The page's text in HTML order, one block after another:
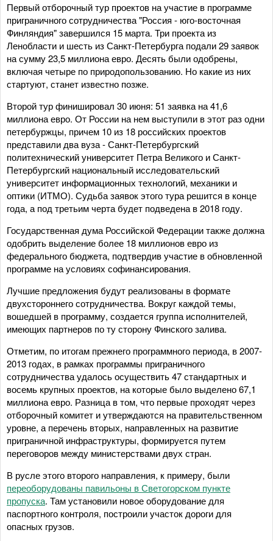
Первый отборочный тур проектов на участие в программе
приграничного сотрудничества "Россия - юго-восточная
Финляндия" завершился 15 марта. Три проекта из
Ленобласти и шесть из Санкт-Петербурга подали 29 заявок
на сумму 23,5 миллиона евро. Десять были одобрены,
включая четыре по природопользованию. Но какие из них
стартуют, станет известно позже.
Второй тур финишировал 30 июня: 51 заявка на 41,6
миллиона евро. От России на нем выступили в этот раз одни
петербуржцы, причем 10 из 18 российских проектов
представили два вуза - Санкт-Петербургский
политехнический университет Петра Великого и Санкт-
Петербургский национальный исследовательский
университет информационных технологий, механики и
оптики (ИТМО). Судьба заявок этого тура решится в конце
года, а под третьим черта будет подведена в 2018 году.
Государственная дума Российской Федерации также должна
одобрить выделение более 18 миллионов евро из
федерального бюджета, подтвердив участие в обновленной
программе на условиях софинансирования.
Лучшие предложения будут реализованы в формате
двухстороннего сотрудничества. Вокруг каждой темы,
вошедшей в программу, создается группа исполнителей,
имеющих партнеров по ту сторону Финского залива.
Отметим, по итогам прежнего программного периода, в 2007-
2013 годах, в рамках программы приграничного
сотрудничества удалось осуществить 47 стандартных и
восемь крупных проектов, на которые было выделено 67,1
миллиона евро. Разница в том, что первые проходят через
отборочный комитет и утверждаются на правительственном
уровне, а перечень вторых, направленных на развитие
приграничной инфраструктуры, формируется путем
переговоров между министерствами двух стран.
В русле этого второго направления, к примеру, были
переоборудованы павильоны в Светогорском пункте
пропуска. Там установили новое оборудование для
паспортного контроля, построили участок дороги для
опасных грузов.